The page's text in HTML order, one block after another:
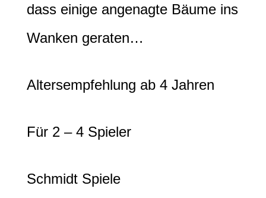
dass einige angenagte Bäume ins
Wanken geraten…
Altersempfehlung ab 4 Jahren
Für 2 – 4 Spieler
Schmidt Spiele